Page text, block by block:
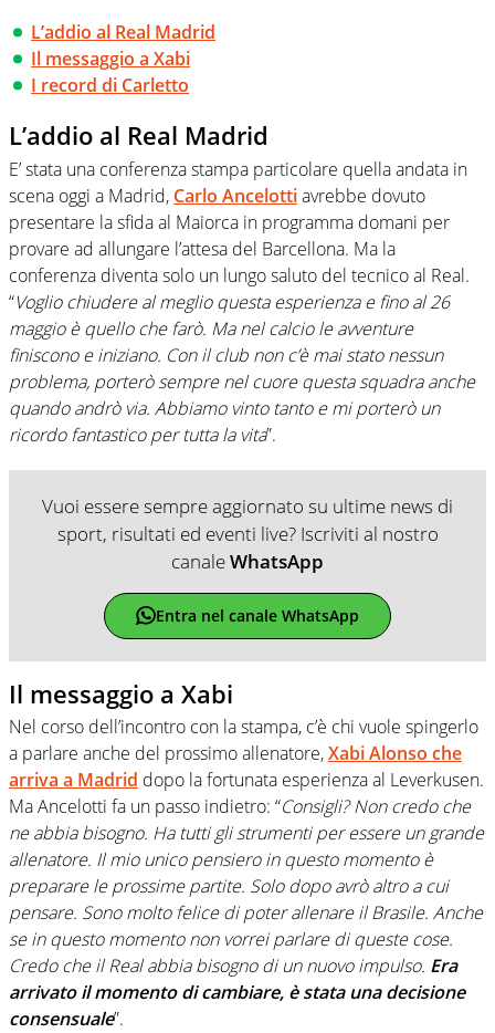
L’addio al Real Madrid
Il messaggio a Xabi
I record di Carletto
L’addio al Real Madrid
E’ stata una conferenza stampa particolare quella andata in
scena oggi a Madrid, Carlo Ancelottiavrebbe dovuto
presentare la sfida al Maiorca in programma domani per
provare ad allungare l’attesa del Barcellona. Ma la
conferenza diventa solo un lungo saluto del tecnico al Real.
“Voglio chiudere al meglio questa esperienza e fino al 26
maggio è quello che farò. Ma nel calcio le avventure
finiscono e iniziano. Con il club non c’è mai stato nessun
problema, porterò sempre nel cuore questa squadra anche
quando andrò via. Abbiamo vinto tanto e mi porterò un
ricordo fantastico per tutta la vita”.
Vuoi essere sempre aggiornato su ultime news di
sport, risultati ed eventi live? Iscriviti al nostro
canaleWhatsApp
Entra nel canale WhatsApp
Il messaggio a Xabi
Nel corso dell’incontro con la stampa, c’è chi vuole spingerlo
a parlare anche del prossimo allenatore,Xabi Alonso che
arriva a Madrid dopo la fortunata esperienza al Leverkusen.
Ma Ancelotti fa un passo indietro: “Consigli? Non credo che
ne abbia bisogno. Ha tutti gli strumenti per essere un grande
allenatore. Il mio unico pensiero in questo momento è
preparare le prossime partite. Solo dopo avrò altro a cui
pensare. Sono molto felice di poter allenare il Brasile. Anche
se in questo momento non vorrei parlare di queste cose.
Credo che il Real abbia bisogno di un nuovo impulso. Era
arrivato il momento di cambiare, è stata una decisione
consensuale”.